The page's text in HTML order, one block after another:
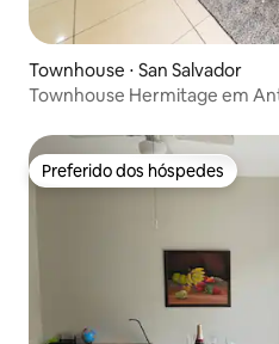
Townhouse ⋅ San Salvador
Townhouse Hermitage em
Preferido dos hóspedes
Preferido dos hóspedes